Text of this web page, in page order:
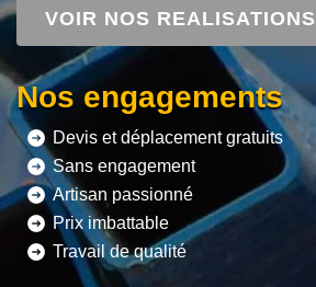
VOIR NOS REALISATIONS
Nos engagements
Devis et déplacement gratuits
Sans engagement
Artisan passionné
Prix imbattable
Travail de qualité